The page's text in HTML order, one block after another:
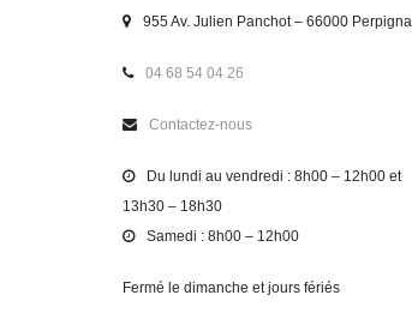
955 Av. Julien Panchot – 66000
04 68 54 04 26
Contactez-nous
Du lundi au vendredi : 8h00 – 12h00 et
13h30 – 18h30
Samedi : 8h00 – 12h00
Fermé le dimanche et jours fériés